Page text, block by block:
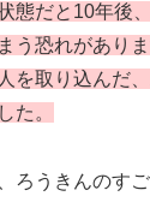
態だと10年後
う恐れがあり
を取り込んだ
た。
ろうきんのす